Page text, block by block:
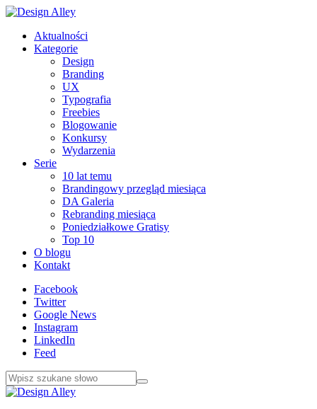
Aktualności
Kategorie
Design
Branding
UX
Typografia
Freebies
Blogowanie
Konkursy
Wydarzenia
Serie
10 lat temu
Brandingowy przegląd miesiąca
DA Galeria
Rebranding miesiąca
Poniedziałkowe Gratisy
Top 10
O blogu
Kontakt
Facebook
Twitter
Google News
Instagram
LinkedIn
Feed